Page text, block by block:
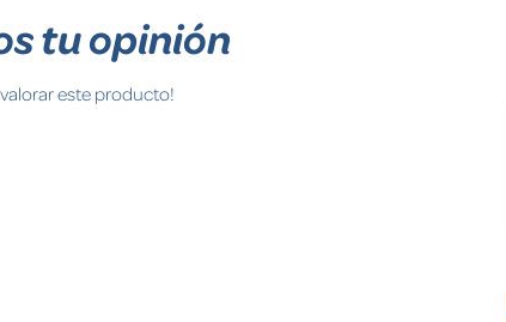
tu opinión
este producto!